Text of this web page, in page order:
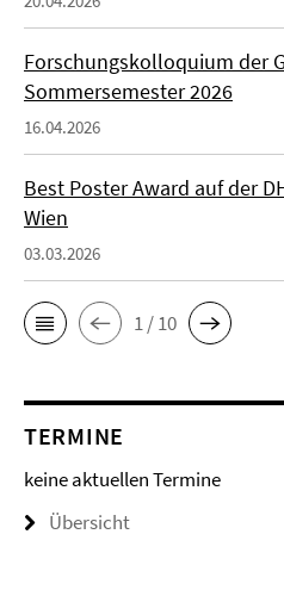
Forschungskolloquium der
Sommersemester 2026
16.04.2026
Best Poster Award auf der
Wien
03.03.2026
1 / 10
TERMINE
keine aktuellen Termine
Übersicht